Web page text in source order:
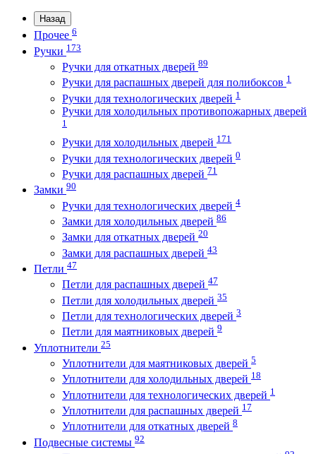
Назад
Прочее 6
Ручки 173
Ручки для откатных дверей 89
Ручки для распашных дверей для полибоксов 1
Ручки для технологических дверей 1
Ручки для холодильных противопожарных дверей
1
Ручки для холодильных дверей 171
Ручки для технологических дверей 0
Ручки для распашных дверей 71
Замки 90
Ручки для технологических дверей 4
Замки для холодильных дверей 86
Замки для откатных дверей 20
Замки для распашных дверей 43
Петли 47
Петли для распашных дверей 47
Петли для холодильных дверей 35
Петли для технологических дверей 3
Петли для маятниковых дверей 9
Уплотнители 25
Уплотнители для маятниковых дверей 5
Уплотнители для холодильных дверей 18
Уплотнители для технологических дверей 1
Уплотнители для распашных дверей 17
Уплотнители для откатных дверей 8
Подвесные системы 92